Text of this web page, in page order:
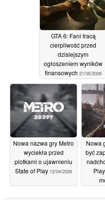
GTA 6: Fani tracą
cierpliwość przed
dzisiejszym
ogłoszeniem wyników
finansowych 21/05/2026
Nowa nazwa gry Metro
wyciekła przed
plotkami o ujawnieniu
State of Play 12/04/2026
Nowa
być